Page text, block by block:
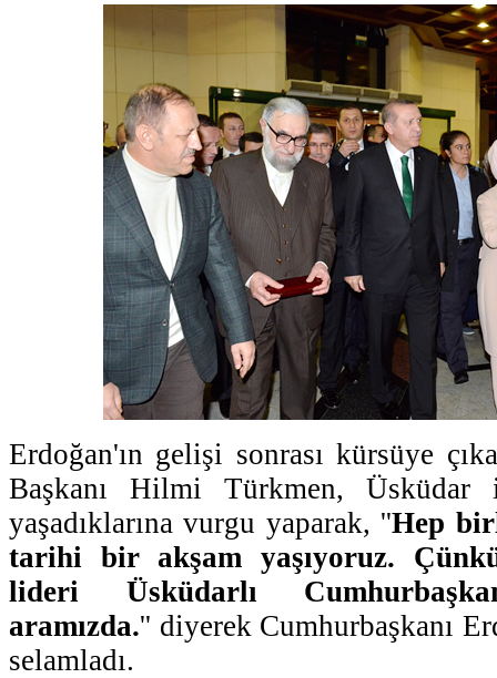
Erdoğan'ın gelişi sonrası kürsüye
Başkanı Hilmi Türkmen,
yaşadıklarına vurgu yaparak, ''Hep
tarihi bir akşam yaşıyoruz.
lideri Üsküdarlı
aramızda.'' diyerek Cumhurbaşkanı
selamladı.